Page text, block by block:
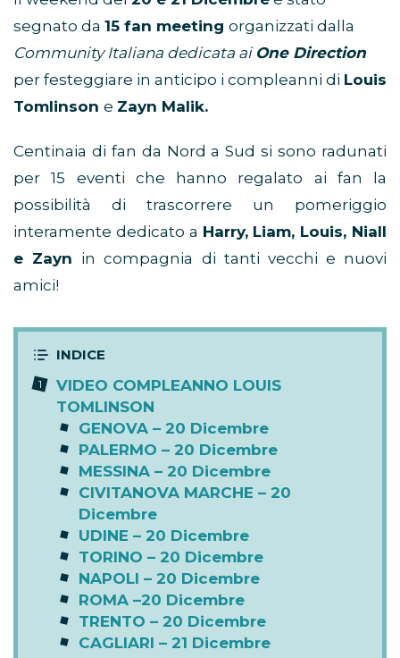
segnato da 15 fan meeting organizzati dalla
Community Italiana dedicata ai One Direction
per festeggiare in anticipo i compleanni di Louis
Tomlinson e Zayn Malik.
Centinaia di fan da Nord a Sud si sono radunati
per 15 eventi che hanno regalato ai fan la
possibilità di trascorrere un pomeriggio
interamente dedicato a Harry, Liam, Louis, Niall
e Zayn in compagnia di tanti vecchi e nuovi
amici!
VIDEO COMPLEANNO LOUIS
TOMLINSON
GENOVA – 20 Dicembre
PALERMO – 20 Dicembre
MESSINA – 20 Dicembre
CIVITANOVA MARCHE – 20
Dicembre
UDINE – 20 Dicembre
TORINO – 20 Dicembre
NAPOLI – 20 Dicembre
ROMA –20 Dicembre
TRENTO – 20 Dicembre
CAGLIARI – 21 Dicembre